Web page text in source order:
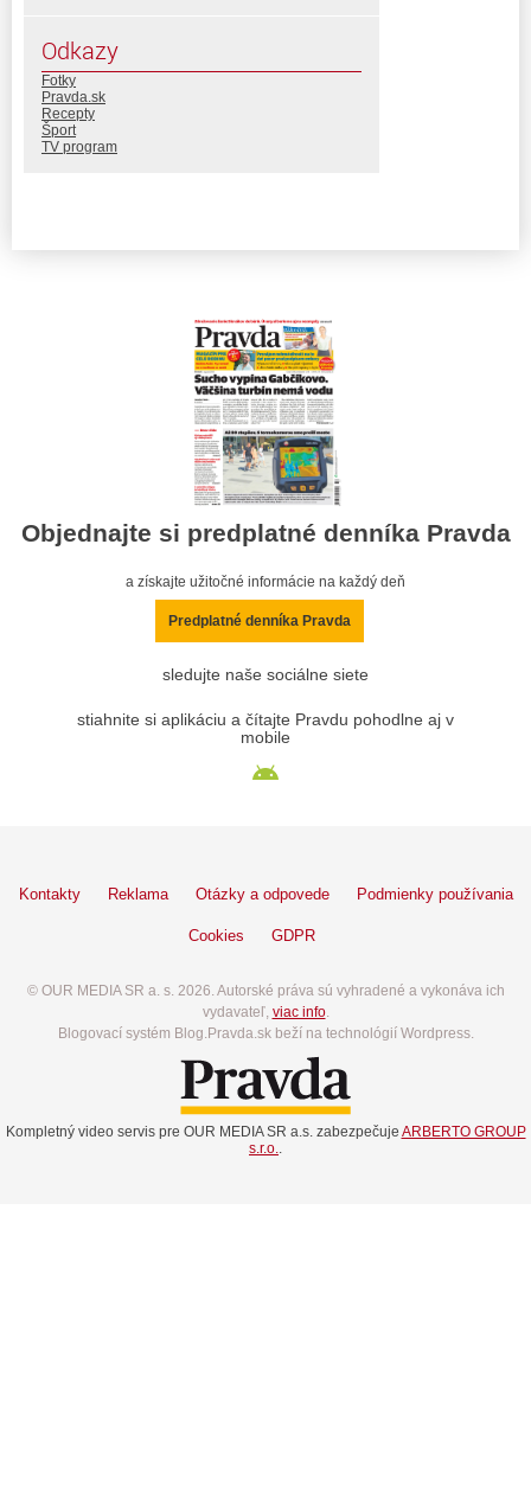
Odkazy
Fotky
Pravda.sk
Recepty
Šport
TV program
Objednajte si predplatné denníka Pravda
a získajte užitočné informácie na každý deň
Predplatné denníka Pravda
sledujte naše sociálne siete
stiahnite si aplikáciu a čítajte Pravdu pohodlne aj v
mobile
Kontakty Reklama Otázky a odpovede Podmienky používania
Cookies GDPR
© OUR MEDIA SR a. s. 2026. Autorské práva sú vyhradené a vykonáva ich
vydavateľ, viac info.
Blogovací systém Blog.Pravda.sk beží na technológií Wordpress.
Kompletný video servis pre OUR MEDIA SR a.s. zabezpečuje ARBERTO GROUP
s.r.o..